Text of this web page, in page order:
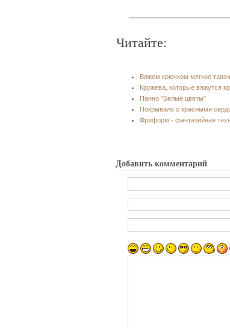
Читайте:
Вяжем крючком мягкие
Кружева, которые вяжутся
Панно "Белые цветы"
Покрывало с красными
Фриформ - фантазийная
Добавить комментарий